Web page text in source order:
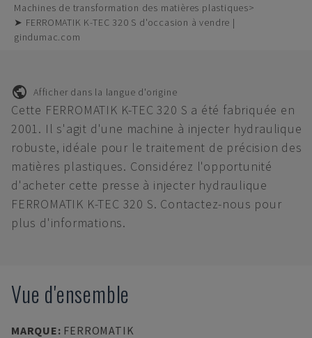
Machines de transformation des matières plastiques
➤ FERROMATIK K-TEC 320 S d'occasion à vendre |
gindumac.com
Afficher dans la langue d'origine
Cette FERROMATIK K-TEC 320 S a été fabriquée en
2001. Il s'agit d'une machine à injecter hydraulique
robuste, idéale pour le traitement de précision des
matières plastiques. Considérez l'opportunité
d'acheter cette presse à injecter hydraulique
FERROMATIK K-TEC 320 S. Contactez-nous pour
plus d'informations.
Vue d'ensemble
MARQUE: FERROMATIK